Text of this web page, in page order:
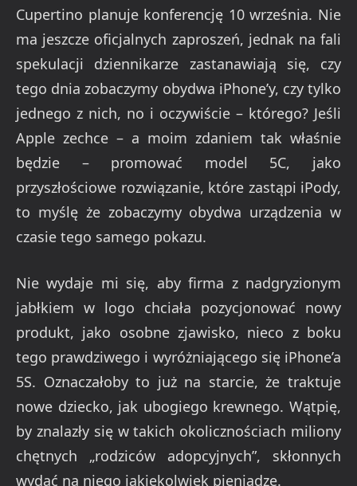
Cupertino planuje konferencję 10 września. Nie
ma jeszcze oficjalnych zaproszeń, jednak na fali
spekulacji dziennikarze zastanawiają się, czy
tego dnia zobaczymy obydwa iPhone’y, czy tylko
jednego z nich, no i oczywiście – którego? Jeśli
Apple zechce – a moim zdaniem tak właśnie
będzie – promować model 5C, jako
przyszłościowe rozwiązanie, które zastąpi iPody,
to myślę że zobaczymy obydwa urządzenia w
czasie tego samego pokazu.
Nie wydaje mi się, aby firma z nadgryzionym
jabłkiem w logo chciała pozycjonować nowy
produkt, jako osobne zjawisko, nieco z boku
tego prawdziwego i wyróżniającego się iPhone’a
5S. Oznaczałoby to już na starcie, że traktuje
nowe dziecko, jak ubogiego krewnego. Wątpię,
by znalazły się w takich okolicznościach miliony
chętnych „rodziców adopcyjnych”, skłonnych
wydać na niego jakiekolwiek pieniądze.